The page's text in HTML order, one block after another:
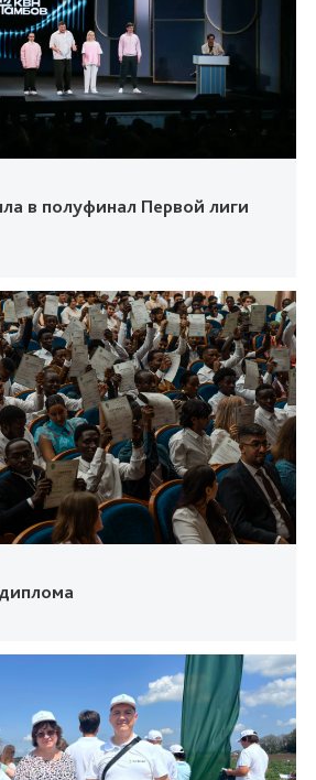
в полуфинал Первой лиги